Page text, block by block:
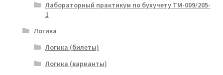
Лабораторный практикум по бухучету ТМ-009/205-
1
Логика
Логика (билеты)
Логика (варианты)